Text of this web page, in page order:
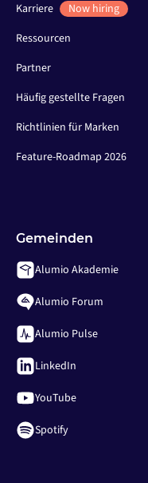
Karriere
Now hiring
Ressourcen
Partner
Häufig gestellte Fragen
Richtlinien für Marken
Feature-Roadmap 2026
Gemeinden
Alumio Akademie
Alumio Forum
Alumio Pulse
LinkedIn
YouTube
Spotify